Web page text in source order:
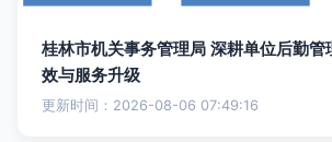
桂林市机关事务管理局 深耕单位后勤管
效与服务升级
更新时间：2026-08-06 07:49:16